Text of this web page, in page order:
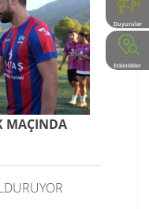
Duyurular
Etkinlikler
MAÇINDA